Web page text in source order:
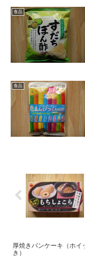
食品
食品
厚焼きパンケーキ（ホイ
き）